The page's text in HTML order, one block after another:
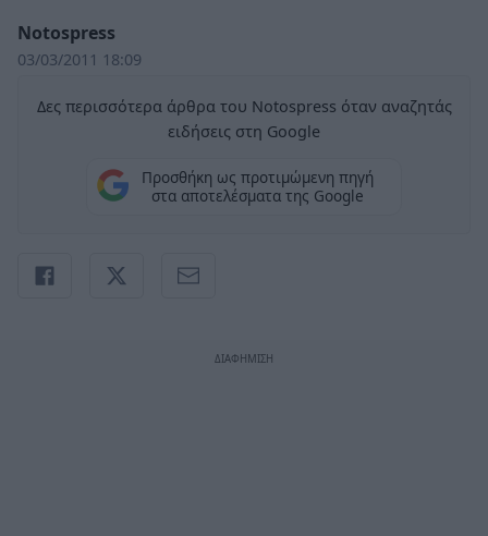
Notospress
03/03/2011 18:09
Δες περισσότερα άρθρα του Notospress όταν αναζητάς
ειδήσεις στη Google
Προσθήκη ως προτιμώμενη πηγή
στα αποτελέσματα της Google